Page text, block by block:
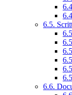
6.5.
6.6.